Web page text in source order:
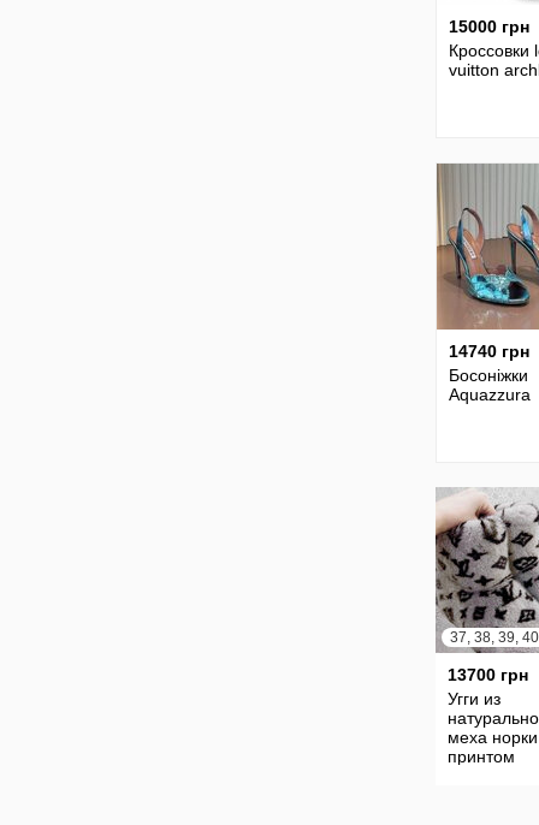
15000 грн
Кроссовки
vuitton
14740 грн
Босоніжки
Aquazzura
37, 38, 39,
13700 грн
Угги из
меха
принтом